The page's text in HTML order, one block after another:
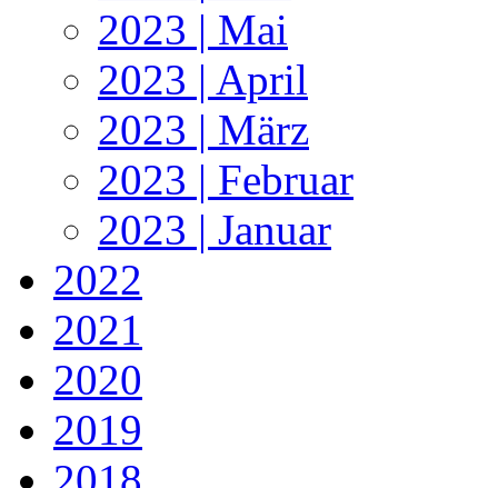
2023 | Mai
2023 | April
2023 | März
2023 | Februar
2023 | Januar
2022
2021
2020
2019